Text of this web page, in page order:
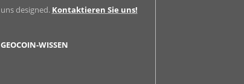
uns designed. Kontaktieren Sie uns!
GEOCOIN-WISSEN